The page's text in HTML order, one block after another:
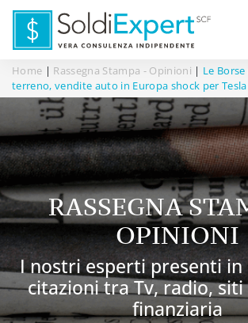
Home | Rassegna Stampa - Opinioni | Le
terreno, vendite auto in Europa shock per Tesla
RASSEGNA
OPINIONI
I nostri esperti presenti in
citazioni tra Tv, radio,
finanziaria